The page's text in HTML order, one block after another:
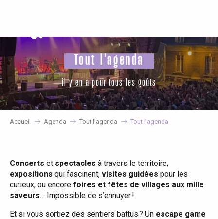
principal
Tout l'agenda
il y en a pour tous les goûts
Accueil Agenda Tout l’agenda Tout l’agenda
Concerts et spectacles à travers le territoire,
expositions qui fascinent, visites guidées pour les
curieux, ou encore foires et fêtes de villages aux mille
saveurs… Impossible de s’ennuyer !
Et si vous sortiez des sentiers battus ? Un escape game